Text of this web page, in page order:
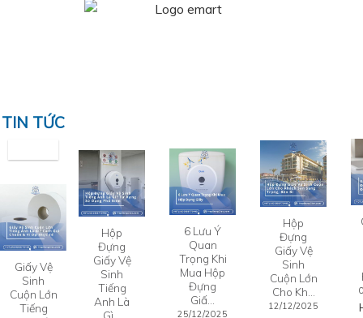
TIN TỨC
Giấy Vệ
Sinh
Cuộn Lớn
Tiếng
Hộp
Đựng
Giấy Vệ
Sinh
Tiếng
Anh Là
6 Lưu Ý
Quan
Trọng Khi
Mua Hộp
Đựng
Giấ…
25/12/2025
Hộp
Đựng
Giấy Vệ
Sinh
Cuộn Lớn
Cho Kh…
12/12/2025